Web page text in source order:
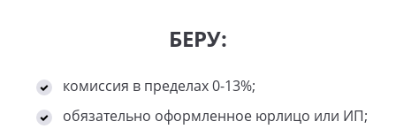
БЕРУ:
комиссия в пределах 0-13%;
обязательно оформленное юрлицо или ИП;